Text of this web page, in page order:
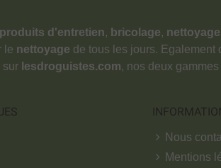
produits d'entretien, bricolage, nettoyage
le nettoyage de tous les jours. Egalement
sur lesdroguistes.com, nos deux
Nous
Mentions